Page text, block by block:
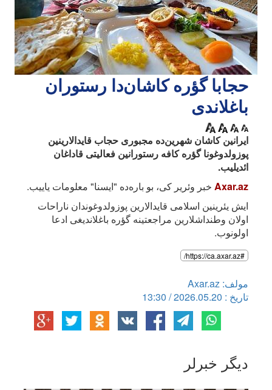
حجابا گؤره کاشان‌دا رستوران
باغلاندی
ایرانین کاشان شهرین‌ده مجبوری حجاب قایدالارینین
پوزولدوغونا گؤره کافه رستورانین فعالیتی قاداغان
ائدیلیب.
Axar.az خبر وئریر کی، بو باره‌ده "ایسنا" معلومات یاییب.
ایش یئرینین اسلامی قایدالارین پوزولدوغوندان ناراحات
اولان وطنداشلارین مراجعتینه گؤره باغلاندیغی ادعا
اولونوب.
#https://ca.axar.az/
مولف: Axar.az
تاریخ : 2026.05.20 / 13:30
دیگر خبرلر